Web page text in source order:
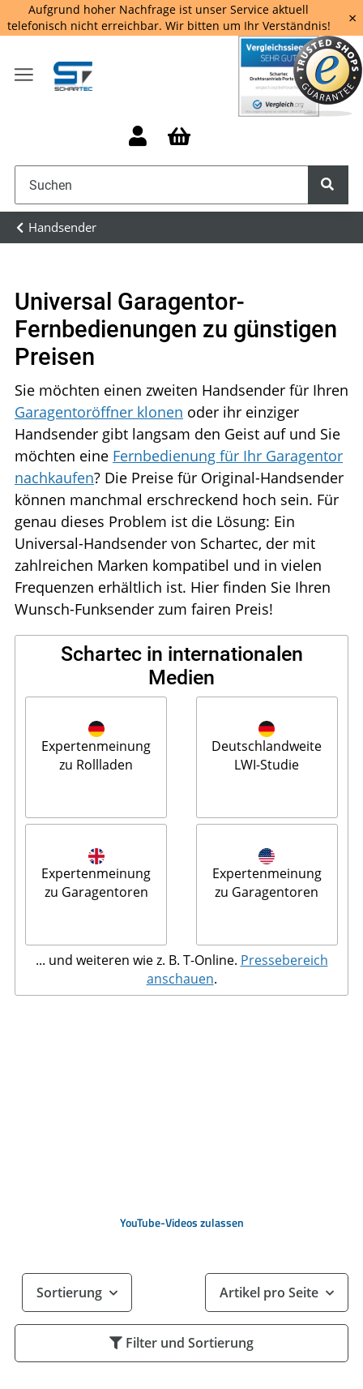
Aufgrund hoher Nachfrage ist unser Service aktuell
telefonisch nicht erreichbar. Wir bitten um Ihr Verständnis!
×
Handsender
Universal Garagentor-
Fernbedienungen zu günstigen
Preisen
Sie möchten einen zweiten Handsender für Ihren
Garagentoröffner klonen oder ihr einziger
Handsender gibt langsam den Geist auf und Sie
möchten eine Fernbedienung für Ihr Garagentor
nachkaufen? Die Preise für Original-Handsender
können manchmal erschreckend hoch sein. Für
genau dieses Problem ist die Lösung: Ein
Universal-Handsender von Schartec, der mit
zahlreichen Marken kompatibel und in vielen
Frequenzen erhältlich ist. Hier finden Sie Ihren
Wunsch-Funksender zum fairen Preis!
Schartec in internationalen
Medien
Expertenmeinung
zu Rollladen
Deutschlandweite
LWI-Studie
Expertenmeinung
zu Garagentoren
Expertenmeinung
zu Garagentoren
... und weiteren wie z. B. T-Online. Pressebereich
anschauen.
YouTube-Videos zulassen
Sortierung Artikel pro Seite
Filter und Sortierung